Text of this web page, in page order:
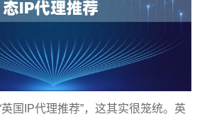
国IP代理推荐”，这其实很笼统。英